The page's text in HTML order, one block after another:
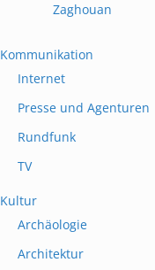
Zaghouan
Kommunikation
Internet
Presse und Agenturen
Rundfunk
TV
Kultur
Archäologie
Architektur